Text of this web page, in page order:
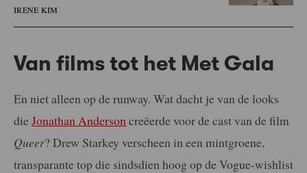
IRENE KIM
Van films tot het Met Gala
En niet alleen op de runway. Wat dacht je van de looks
die Jonathan Anderson creëerde voor de cast van de film
Queer? Drew Starkey verscheen in een mintgroene,
transparante top die sindsdien hoog op de Vogue-wishlist